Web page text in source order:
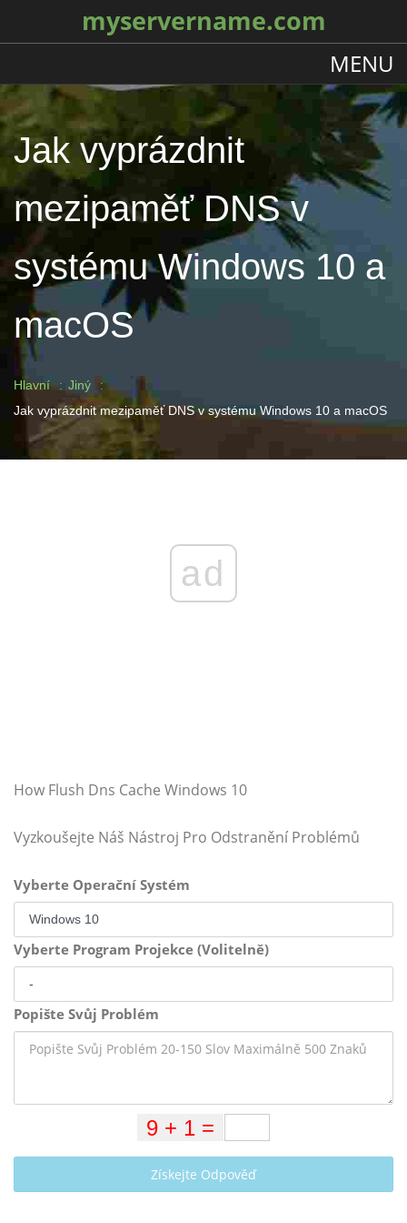
myservername.com
MENU
Jak vyprázdnit
mezipaměť DNS v
systému Windows 10 a
macOS
Hlavní
Jiný
Jak vyprázdnit mezipaměť DNS v systému Windows 10 a macOS
ad
How Flush Dns Cache Windows 10
Vyzkoušejte Náš Nástroj Pro Odstranění Problémů
Vyberte Operační Systém
Vyberte Program Projekce (Volitelně)
Popište Svůj Problém
Získejte Odpověď